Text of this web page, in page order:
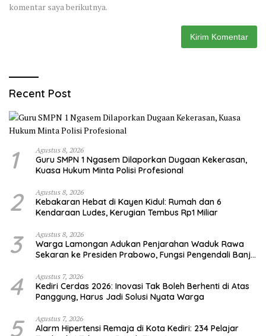
komentar saya berikutnya.
Recent Post
1 Agustus 8, 2026
Guru SMPN 1 Ngasem Dilaporkan Dugaan Kekerasan,
Kuasa Hukum Minta Polisi Profesional
2 Agustus 8, 2026
Kebakaran Hebat di Kayen Kidul: Rumah dan 6
Kendaraan Ludes, Kerugian Tembus Rp1 Miliar
3 Agustus 8, 2026
Warga Lamongan Adukan Penjarahan Waduk Rawa
Sekaran ke Presiden Prabowo, Fungsi Pengendali Banjir
4 Agustus 7, 2026
Kediri Cerdas 2026: Inovasi Tak Boleh Berhenti di Atas
Panggung, Harus Jadi Solusi Nyata Warga
5 Agustus 7, 2026
Alarm Hipertensi Remaja di Kota Kediri: 234 Pelajar